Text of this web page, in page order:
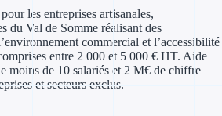
Subventions
Concours
Réduction des
les entreprises artisanales,
du Val de Somme réalisant des
commercial et l’accessibilité
entre 2 000 et 5 000 € HT. Aide
moins de 10 salariés et 2 M€ de chiffre
et secteurs exclus.